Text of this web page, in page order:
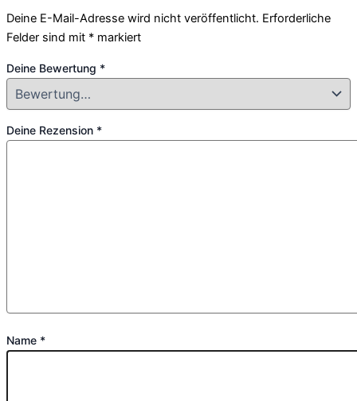
Deine E-Mail-Adresse wird nicht veröffentlicht. Erforderliche
Felder sind mit * markiert
Deine Bewertung *
Deine Rezension *
Name *